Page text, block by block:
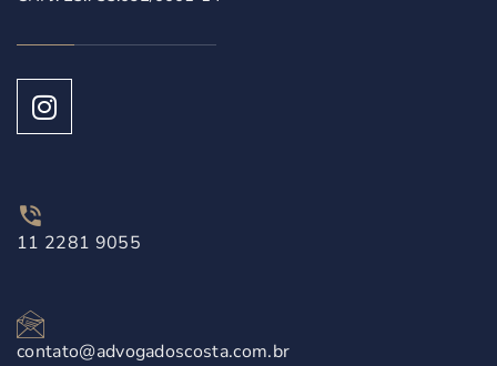
11 2281 9055
contato@advogadoscosta.com.br